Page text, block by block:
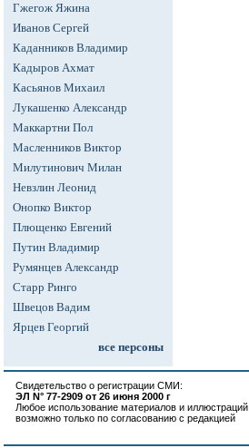
Гжегож Яжина
Иванов Сергей
Каданников Владимир
Кадыров Ахмат
Касьянов Михаил
Лукашенко Александр
Маккартни Пол
Масленников Виктор
Милутинович Милан
Невзлин Леонид
Онопко Виктор
Плющенко Евгений
Путин Владимир
Румянцев Александр
Старр Ринго
Швецов Вадим
Ярцев Георгий
все персоны
Свидетельство о регистрации СМИ:
ЭЛ N° 77-2909 от 26 июня 2000 г
Любое использование материалов и иллюстраций
возможно только по согласованию с редакцией